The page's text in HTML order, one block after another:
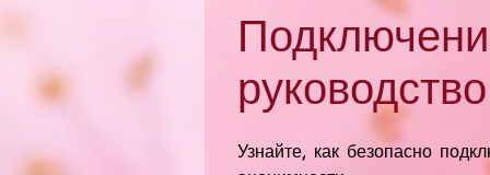
Узнайте, как безопасно